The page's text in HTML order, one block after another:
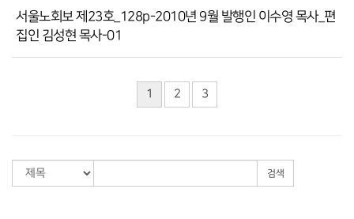
서울노회보 제23호_128p-2010년 9월 발행인 이수영 목사_편
집인 김성현 목사-01
1 2 3
검색